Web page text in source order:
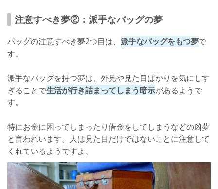
注意すべき夢②：派手なバッグの夢
バッグの注意すべき夢2つ目は、 派手なバッグをもつ夢で
す。
派手なバッグを持つ夢は、外見や見た目ばかりを気にしす
ぎることで生活が行き詰まってしまう暗示があるようで
す。
特にお金に困ってしまったり借金をしてしまうなどの凶夢
と言われいます。人は見た目だけではないことに注意して
くれているようですよ、